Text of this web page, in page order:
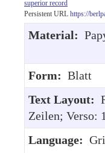
superior record
Persistent URL https://
Material:
Form: Blatt
Text Layout:
Zeilen; Verso:
Language: